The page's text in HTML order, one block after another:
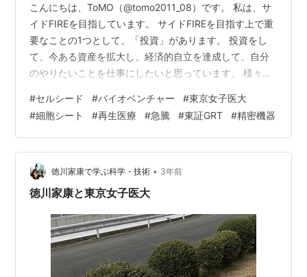
こんにちは、ToMO（@tomo2011_08）です。 私は、サ
イドFIREを目指しています。 サイドFIREを目指す上で重
要なことの1つとして、「投資」があります。 投資をし
て、今ある資産を拡大し、経済的自立を達成して、自分
のやりたいことを仕事にしたいと思っています。 様々な
あり、株式投資を行う上で株式銘柄を分析することは非
常に重要なことです。 日本株式投資をされる方の必需品
といえるのが、以下の四季報になります。 お持ちでない
方は、以下から購入して読まれることをお勧めします。
リンク 銘柄の事業内容は？、業績はどうか？、配当はい
くらなのか？…
#セルシード #バイオベンチャー #東京女子医大
#細胞シート #再生医療 #急騰 #東証GRT #精密機器
徳川家康で学ぶ科学・技術 • 3年前
徳川家康と東京女子医大